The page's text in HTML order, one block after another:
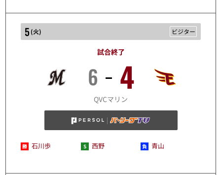
8/5
5(火) ビジター
試合終了
6 4
QVCマリン
石川歩 西野 青山